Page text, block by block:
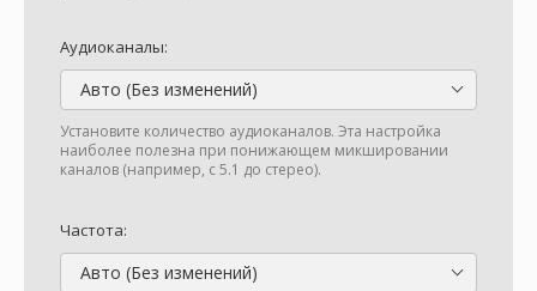
Аудиоканалы:
Авто (Без изменений)
Установите количество аудиоканалов. Эта настройка
наиболее полезна при понижающем микшировании
каналов (например, с 5.1 до стерео).
Частота:
Авто (Без изменений)